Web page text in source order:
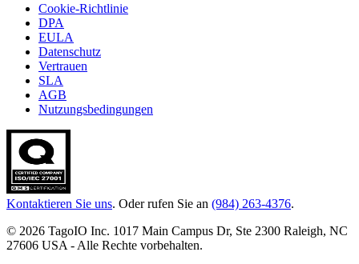
Cookie-Richtlinie
DPA
EULA
Datenschutz
Vertrauen
SLA
AGB
Nutzungsbedingungen
Kontaktieren Sie uns. Oder rufen Sie an (984) 263-4376.
© 2026 TagoIO Inc. 1017 Main Campus Dr, Ste 2300 Raleigh, NC
27606 USA - Alle Rechte vorbehalten.